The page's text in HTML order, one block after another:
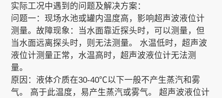
实际工况中遇到的问题及解决方案：
问题一：现场水池或罐内温度高，影响超声波液位计
测量。故障现象：当水面靠近探头时，可以测量，但
当水面远离探头时，则无法测量。 水温低时，超声波
液位计测量正常，水温高时，超声波液位计无法测
量。
原因：液体介质在30-40℃以下一般不产生蒸汽和雾
气。 高于此温度，易产生蒸汽或雾气。 超声波液位计